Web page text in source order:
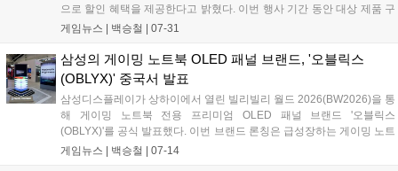
으로 할인 혜택을 제공한다고 밝혔다. 이번 행사 기간 동안 대상 제품 구
매 시 8% 선택 쿠폰, 8% 중복 쿠폰, 7% 카드 할인 등의 혜택이 적용된
수 제품이 포함되어 사용자의 환경에 맞춘 선택이 가능하다....
게임뉴스 | 백승철 | 07-31
삼성의 게이밍 노트북 OLED 패널 브랜드, '오블릭스
(OBLYX)' 중국서 발표
삼성디스플레이가 상하이에서 열린 빌리빌리 월드 2026(BW2026)을 통
해 게이밍 노트북 전용 프리미엄 OLED 패널 브랜드 '오블릭스
(OBLYX)'를 공식 발표했다. 이번 브랜드 론칭은 급성장하는 게이밍 노트
북 시장 내 지배력을 강화하기 위한 전략으로, 향후 주요 PC 제조사의 고
게임뉴스 | 백승철 | 07-14